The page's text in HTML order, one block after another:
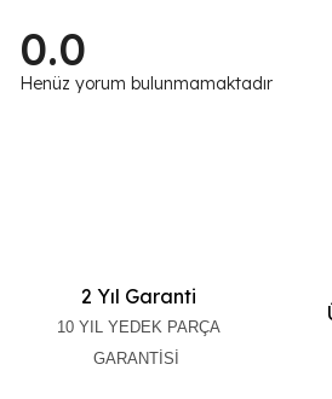
0.0
Henüz yorum bulunmamaktadır
2 Yıl Garanti
10 YIL YEDEK PARÇA
GARANTİSİ